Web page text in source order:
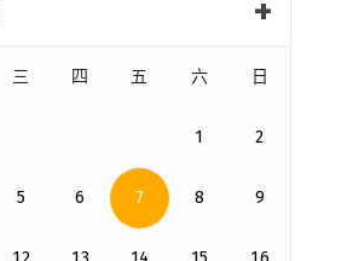
三 四 五 六 日
1 2
5 6 7 8 9